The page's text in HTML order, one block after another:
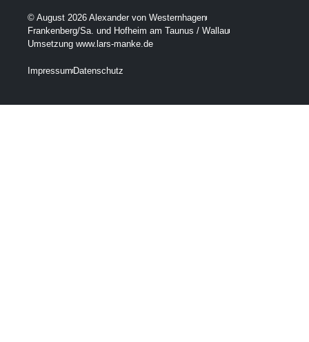
© August 2026 Alexander von Westernhagen
Frankenberg/Sa. und Hofheim am Taunus / Wallau
Umsetzung www.lars-manke.de
Impressum Datenschutz